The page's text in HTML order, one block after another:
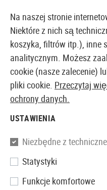
EUROPEJSKI
Strona główna
Magazin M4 /
Bolt V2 GBR
Na naszej stronie
Niektóre z nich są
koszyka, filtrów itp.), inne
analitycznym. Możesz
cookie (nasze zalecenie)
pliki cookie. Przeczytaj
ochrony danych.
USTAWIENIA
Niezbędne z
Statystyki
Funkcje komfortowe